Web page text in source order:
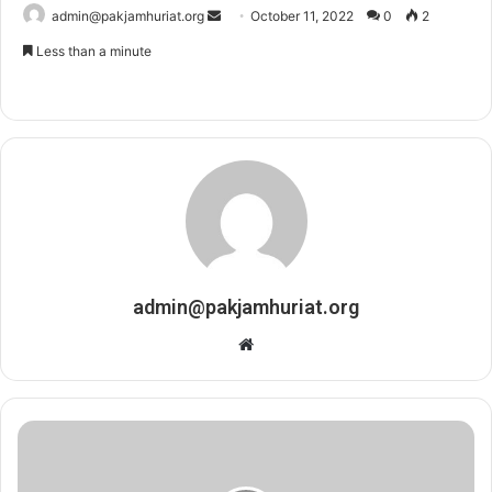
admin@pakjamhuriat.org
a
m
a
i
October 11, 2022 0 2
Less than a minute
admin@pakjamhuriat.org
b
s